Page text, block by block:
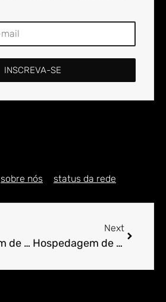
INSCREVA-SE
sobre nós status da rede
Hospedagem de Sites para Engenheiro em Aborrecido
Next
Hospedagem de Sites para Engenheiro em Abranches